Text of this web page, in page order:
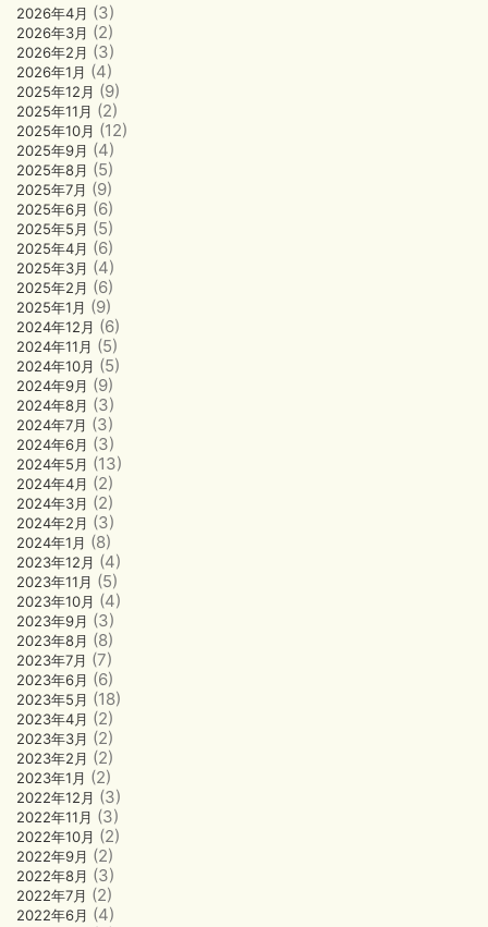
2026年4月 (3)
2026年3月 (2)
2026年2月 (3)
2026年1月 (4)
2025年12月 (9)
2025年11月 (2)
2025年10月 (12)
2025年9月 (4)
2025年8月 (5)
2025年7月 (9)
2025年6月 (6)
2025年5月 (5)
2025年4月 (6)
2025年3月 (4)
2025年2月 (6)
2025年1月 (9)
2024年12月 (6)
2024年11月 (5)
2024年10月 (5)
2024年9月 (9)
2024年8月 (3)
2024年7月 (3)
2024年6月 (3)
2024年5月 (13)
2024年4月 (2)
2024年3月 (2)
2024年2月 (3)
2024年1月 (8)
2023年12月 (4)
2023年11月 (5)
2023年10月 (4)
2023年9月 (3)
2023年8月 (8)
2023年7月 (7)
2023年6月 (6)
2023年5月 (18)
2023年4月 (2)
2023年3月 (2)
2023年2月 (2)
2023年1月 (2)
2022年12月 (3)
2022年11月 (3)
2022年10月 (2)
2022年9月 (2)
2022年8月 (3)
2022年7月 (2)
2022年6月 (4)